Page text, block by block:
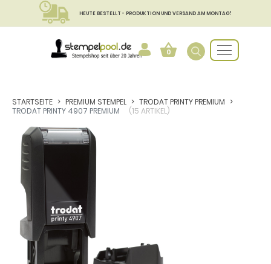
HEUTE BESTELLT - PRODUKTION UND VERSAND AM MONTAG!
0
STARTSEITE PREMIUM STEMPEL
TRODAT PRINTY PREMIUM
TRODAT PRINTY 4907 PREMIUM
(15 ARTIKEL)